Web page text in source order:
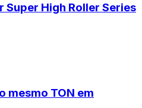
High Roller Series
mesmo TON em